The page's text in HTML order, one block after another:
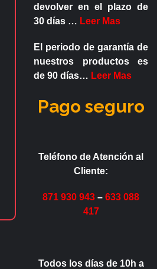
devolver en el plazo de
30 días … Leer Mas
El periodo de garantía de
nuestros productos es
de 90 días… Leer Mas
Pago seguro
Teléfono de Atención al
Cliente:
871 930 943 – 633 088
417
Todos los días de 10h a